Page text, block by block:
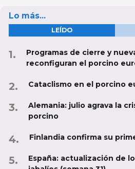
Lo más...
LEÍDO
Programas de cierre y
reconfiguran el porcino
Cataclismo en el porcino
Alemania: julio agrava la
porcino
Finlandia confirma su
España: actualización de